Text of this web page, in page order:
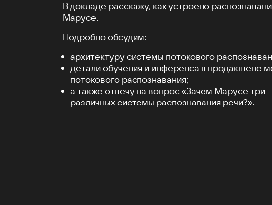
В докладе расскажу, как устроено
Марусе.
Подробно обсудим:
архитектуру системы потокового
детали обучения и инференса в продакшене
потокового распознавания;
а также отвечу на вопрос «Зачем Марусе три
различных системы распознавания речи?».